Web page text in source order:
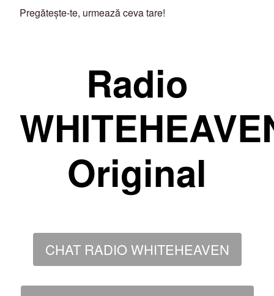
Pregătește-te, urmează ceva tare!
Radio
Original
CHAT RADIO WHITEHEAVEN